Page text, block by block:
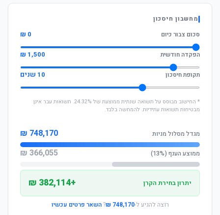
מחשבון חיסכון
סכום צבור כיום
0 ₪
הפקדה חודשית 1,500 ₪
תקופת חיסכון 10 שנים
* החישוב מבוסס על תשואה שנתית ממוצעת של 24.32%. תשואות עבר אינן
מבטיחות תשואות עתידיות. להמחשה בלבד.
מגדל מסלול מניות 748,170 ₪
ממוצע הענף (13%) 366,055 ₪
יתרון בחירת הקרן +382,114 ₪
רוצה להגיע ל-748,170 ₪
?השאר פרטים עכשיו